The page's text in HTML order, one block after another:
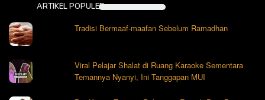
ARTIKEL POPULER
Tradisi Bermaaf-maafan Sebelum Ramadhan
Viral Pelajar Shalat di Ruang Karaoke Sementara
Temannya Nyanyi, Ini Tanggapan MUI